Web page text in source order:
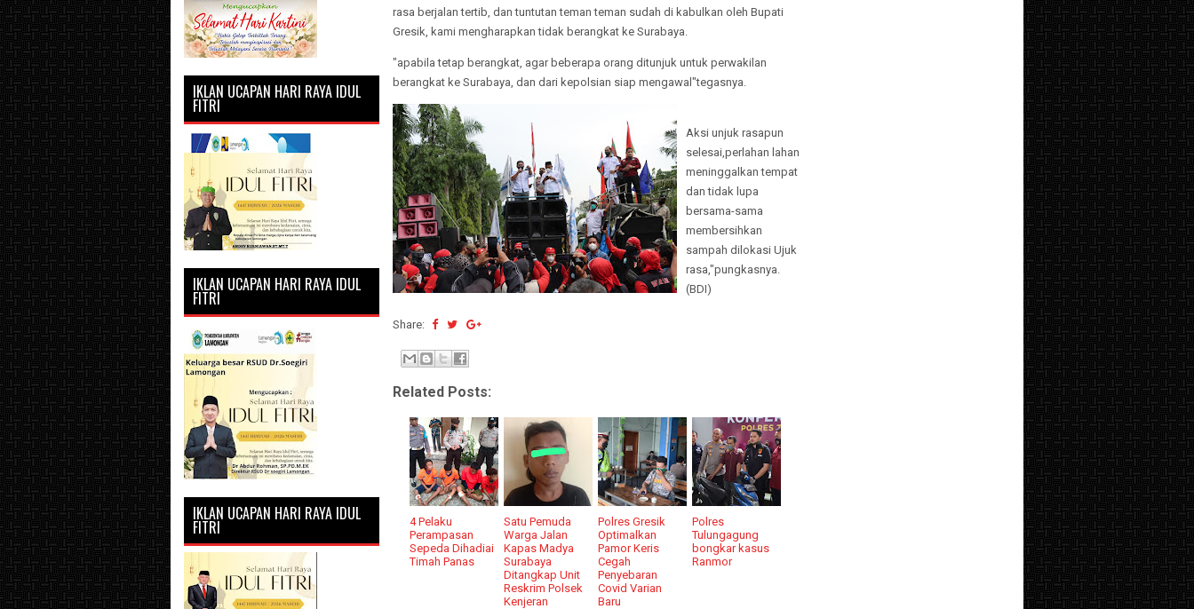
rasa berjalan tertib, dan tuntutan teman teman sudah di kabulkan oleh Bupati
Gresik, kami mengharapkan tidak berangkat ke Surabaya.
"apabila tetap berangkat, agar beberapa orang ditunjuk untuk perwakilan
berangkat ke Surabaya, dan dari kepolsian siap mengawal"tegasnya.
Aksi unjuk rasapun
selesai,perlahan lahan
meninggalkan tempat
dan tidak lupa
bersama-sama
membersihkan
sampah dilokasi Ujuk
rasa,"pungkasnya.
(BDI)
Share:
Related Posts:
4 Pelaku
Perampasan
Sepeda Dihadiai
Timah Panas
Satu Pemuda
Warga Jalan
Kapas Madya
Surabaya
Ditangkap Unit
Reskrim Polsek
Kenjeran
Polres Gresik
Optimalkan
Pamor Keris
Cegah
Penyebaran
Covid Varian
Baru
Polres
Tulungagung
bongkar kasus
Ranmor
IKLAN UCAPAN HARI RAYA IDUL
FITRI
IKLAN UCAPAN HARI RAYA IDUL
FITRI
IKLAN UCAPAN HARI RAYA IDUL
FITRI